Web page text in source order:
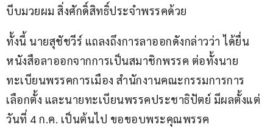
บีบมวยผม สิ่งศักดิ์สิทธิ์ประจำพรรคด้วย
ทั้งนี้ นายสุชัชวีร์ แถลงถึงการลาออกดังกล่าวว่า ได้ยื่น
หนังสือลาออกจากการเป็นสมาชิกพรรค ต่อทั้งนาย
ทะเบียนพรรคการเมือง สำนักงานคณะกรรมการการ
เลือกตั้ง และนายทะเบียนพรรคประชาธิปัตย์ มีผลตั้งแต่
วันที่ 4 ก.ค. เป็นต้นไป ขอขอบพระคุณพรรค